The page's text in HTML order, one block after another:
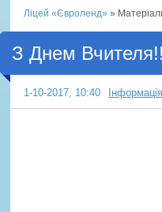
Ліцей «Євроленд» »
З Днем
1-10-2017, 10:40 Інформація